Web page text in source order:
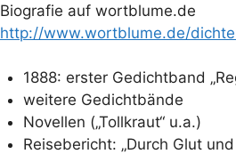
Biografie auf wortblume.de
http://www.wortblume.de/
1888: erster Gedichtband
weitere Gedichtbände
Novellen („Tollkraut“ u.a.)
Reisebericht: „Durch Glut